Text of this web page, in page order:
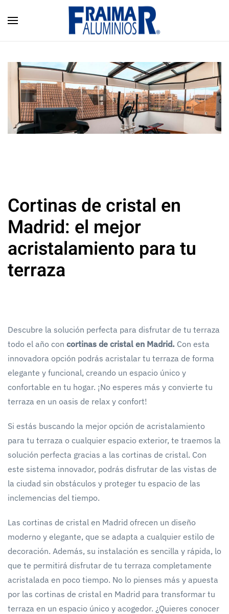
Skip to main content
Cortinas de cristal en
Madrid: el mejor
acristalamiento para tu
terraza
Descubre la solución perfecta para disfrutar de tu terraza
todo el año con cortinas de cristal en Madrid. Con esta
innovadora opción podrás acristalar tu terraza de forma
elegante y funcional, creando un espacio único y
confortable en tu hogar. ¡No esperes más y convierte tu
terraza en un oasis de relax y confort!
Si estás buscando la mejor opción de acristalamiento
para tu terraza o cualquier espacio exterior, te traemos la
solución perfecta gracias a las cortinas de cristal. Con
este sistema innovador, podrás disfrutar de las vistas de
la ciudad sin obstáculos y proteger tu espacio de las
inclemencias del tiempo.
Las cortinas de cristal en Madrid ofrecen un diseño
moderno y elegante, que se adapta a cualquier estilo de
decoración. Además, su instalación es sencilla y rápida, lo
que te permitirá disfrutar de tu terraza completamente
acristalada en poco tiempo. No lo pienses más y apuesta
por las cortinas de cristal en Madrid para transformar tu
terraza en un espacio único y acogedor. ¿Quieres conocer